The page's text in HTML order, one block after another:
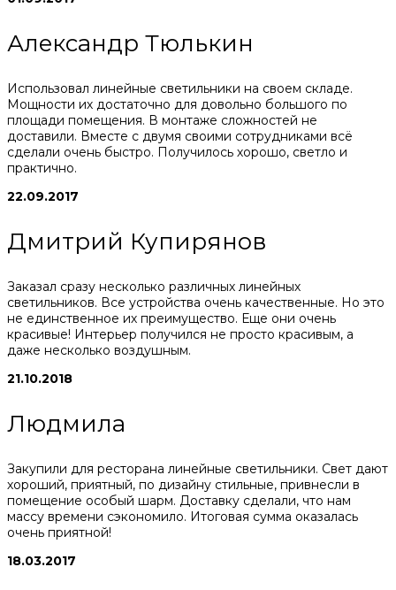
Александр Тюлькин
Использовал линейные светильники на своем складе.
Мощности их достаточно для довольно большого по
площади помещения. В монтаже сложностей не
доставили. Вместе с двумя своими сотрудниками всё
сделали очень быстро. Получилось хорошо, светло и
практично.
22.09.2017
Дмитрий Купирянов
Заказал сразу несколько различных линейных
светильников. Все устройства очень качественные. Но это
не единственное их преимущество. Еще они очень
красивые! Интерьер получился не просто красивым, а
даже несколько воздушным.
21.10.2018
Людмила
Закупили для ресторана линейные светильники. Свет дают
хороший, приятный, по дизайну стильные, привнесли в
помещение особый шарм. Доставку сделали, что нам
массу времени сэкономило. Итоговая сумма оказалась
очень приятной!
18.03.2017